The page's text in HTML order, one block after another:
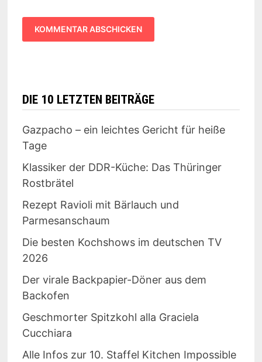
DIE 10 LETZTEN BEITRÄGE
Gazpacho – ein leichtes Gericht für heiße
Tage
Klassiker der DDR-Küche: Das Thüringer
Rostbrätel
Rezept Ravioli mit Bärlauch und
Parmesanschaum
Die besten Kochshows im deutschen TV
2026
Der virale Backpapier-Döner aus dem
Backofen
Geschmorter Spitzkohl alla Graciela
Cucchiara
Alle Infos zur 10. Staffel Kitchen Impossible